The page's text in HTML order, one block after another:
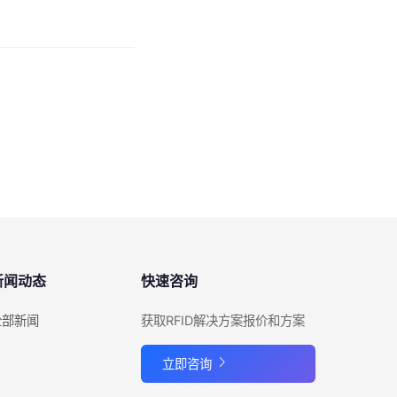
闻动态
新闻
快速咨询
获取RFID解决方案报价和方案
立即咨询